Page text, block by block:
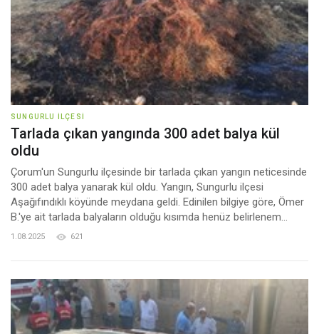
SUNGURLU İLÇESI
Tarlada çıkan yangında 300 adet balya kül
oldu
Çorum'un Sungurlu ilçesinde bir tarlada çıkan yangın neticesinde
300 adet balya yanarak kül oldu. Yangın, Sungurlu ilçesi
Aşağıfındıklı köyünde meydana geldi. Edinilen bilgiye göre, Ömer
B.'ye ait tarlada balyaların olduğu kısımda henüz belirlenem...
1.08.2025 621